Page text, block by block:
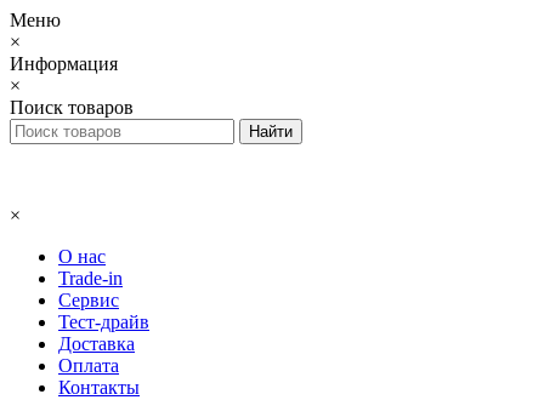
Меню
×
Информация
×
Поиск товаров
×
О нас
Trade-in
Сервис
Тест-драйв
Доставка
Оплата
Контакты